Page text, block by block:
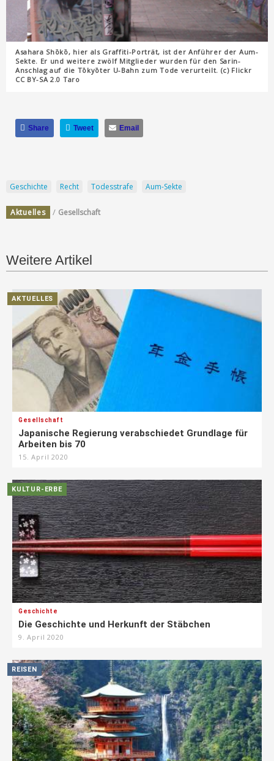
Asahara Shōkō, hier als Graffiti-Porträt, ist der Anführer der Aum-
Sekte. Er und weitere zwölf Mitglieder wurden für den Sarin-
Anschlag auf die Tōkyōter U-Bahn zum Tode verurteilt. (c) Flickr
CC BY-SA 2.0 Taro
Share Tweet Email
Geschichte Recht Todesstrafe Aum-Sekte
Aktuelles / Gesellschaft
Weitere Artikel
AKTUELLES
Gesellschaft
Japanische Regierung verabschiedet Grundlage für
Arbeiten bis 70
15. April 2020
KULTUR-ERBE
Geschichte
Die Geschichte und Herkunft der Stäbchen
9. April 2020
REISEN